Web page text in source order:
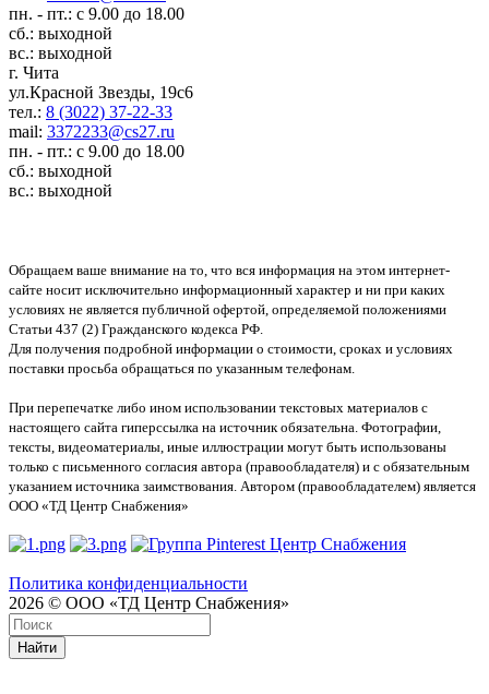
пн. - пт.: с 9.00 до 18.00
сб.: выходной
вс.: выходной
г. Чита
ул.Красной Звезды, 19с6
тел.: 8 (3022) 37-22-33
mail: 3372233@cs27.ru
пн. - пт.: с 9.00 до 18.00
сб.: выходной
вс.: выходной
Обращаем ваше внимание на то, что вся информация на этом интернет-
сайте носит исключительно информационный характер и ни при каких
условиях не является публичной офертой, определяемой положениями
Статьи 437 (2) Гражданского кодекса РФ.
Для получения подробной информации о стоимости, сроках и условиях
поставки просьба обращаться по указанным телефонам.
При перепечатке либо ином использовании текстовых материалов с
настоящего сайта гиперссылка на источник обязательна. Фотографии,
тексты, видеоматериалы, иные иллюстрации могут быть использованы
только с письменного согласия автора (правообладателя) и с обязательным
указанием источника заимствования. Автором (правообладателем) является
ООО «ТД Центр Снабжения»
Политика конфиденциальности
2026 © ООО «ТД Центр Снабжения»
Найти